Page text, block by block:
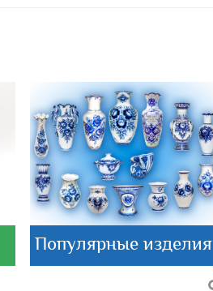
Популярные изделия